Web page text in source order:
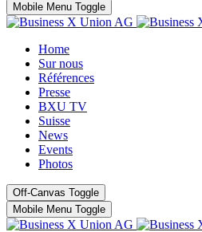
Mobile Menu Toggle
Home
Sur nous
Références
Presse
BXU TV
Suisse
News
Events
Photos
Off-Canvas Toggle
Mobile Menu Toggle